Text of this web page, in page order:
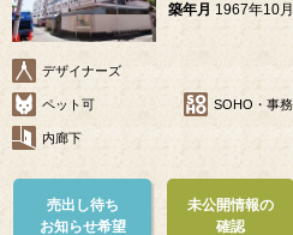
築年月 1967年10月
デザイナーズ
ペット可 SOHO・事
内廊下
売出し待ち
お知らせ希望
未公開情報の
確認